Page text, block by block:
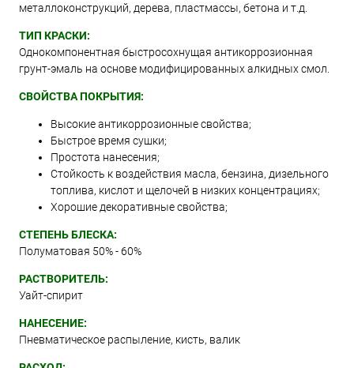
металлоконструкций, дерева, пластмассы, бетона и т.д.
ТИП КРАСКИ:
Однокомпонентная быстросохнущая антикоррозионная
грунт-эмаль на основе модифицированных алкидных смол.
СВОЙСТВА ПОКРЫТИЯ:
Высокие антикоррозионные свойства;
Быстрое время сушки;
Простота нанесения;
Стойкость к воздействия масла, бензина, дизельного
топлива, кислот и щелочей в низких концентрациях;
Хорошие декоративные свойства;
СТЕПЕНЬ БЛЕСКА:
Полуматовая 50% - 60%
РАСТВОРИТЕЛЬ:
Уайт-спирит
НАНЕСЕНИЕ:
Пневматическое распыление, кисть, валик